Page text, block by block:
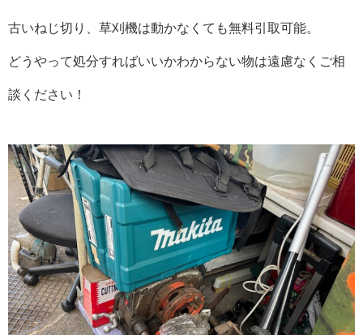
古いねじ切り、草刈機は動かなくても無料引取可能。
どうやって処分すればいいかわからない物は遠慮なくご相
談ください！